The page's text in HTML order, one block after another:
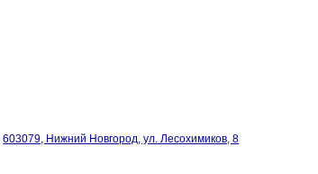
603079, Нижний Новгород, ул. Лесохимиков, 8